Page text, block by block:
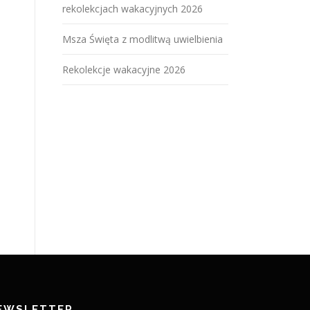
rekolekcjach wakacyjnych 2026
Msza Święta z modlitwą uwielbienia
Rekolekcje wakacyjne 2026